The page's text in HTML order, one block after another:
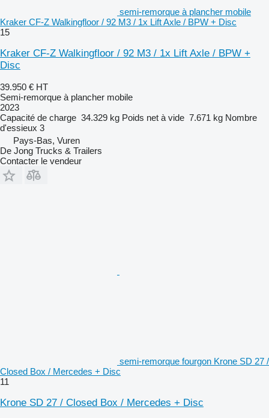
semi-remorque à plancher mobile
Kraker CF-Z Walkingfloor / 92 M3 / 1x Lift Axle / BPW + Disc
15
Kraker CF-Z Walkingfloor / 92 M3 / 1x Lift Axle / BPW +
Disc
39.950 € HT
Semi-remorque à plancher mobile
2023
Capacité de charge 34.329 kg Poids net à vide 7.671 kg Nombre
d'essieux 3
Pays-Bas, Vuren
De Jong Trucks & Trailers
Contacter le vendeur
semi-remorque fourgon Krone SD 27 /
Closed Box / Mercedes + Disc
11
Krone SD 27 / Closed Box / Mercedes + Disc